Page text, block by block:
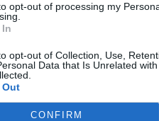
opt-out of processing my
opt-out of Collection, Use,
Data that Is Unrelated
CONFIRM
Android
Η εφαρμογή για Wi-Fi που
κινητό μας